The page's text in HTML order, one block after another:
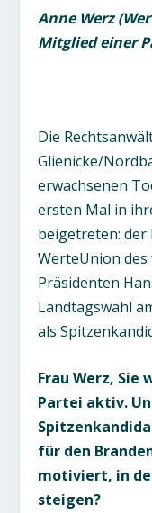
Anne Werz
Mitglied einer
Die
Glienicke/
erwachsenen
ersten Mal in
beigetreten:
WerteUnion
Präsidenten
Landtagswahl
als
Frau Werz, Sie
Partei aktiv.
für den
motiviert, in
steigen?